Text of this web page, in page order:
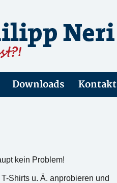
Downloads Kontakt
kein Problem!
Shirts u. Ä. anprobieren und